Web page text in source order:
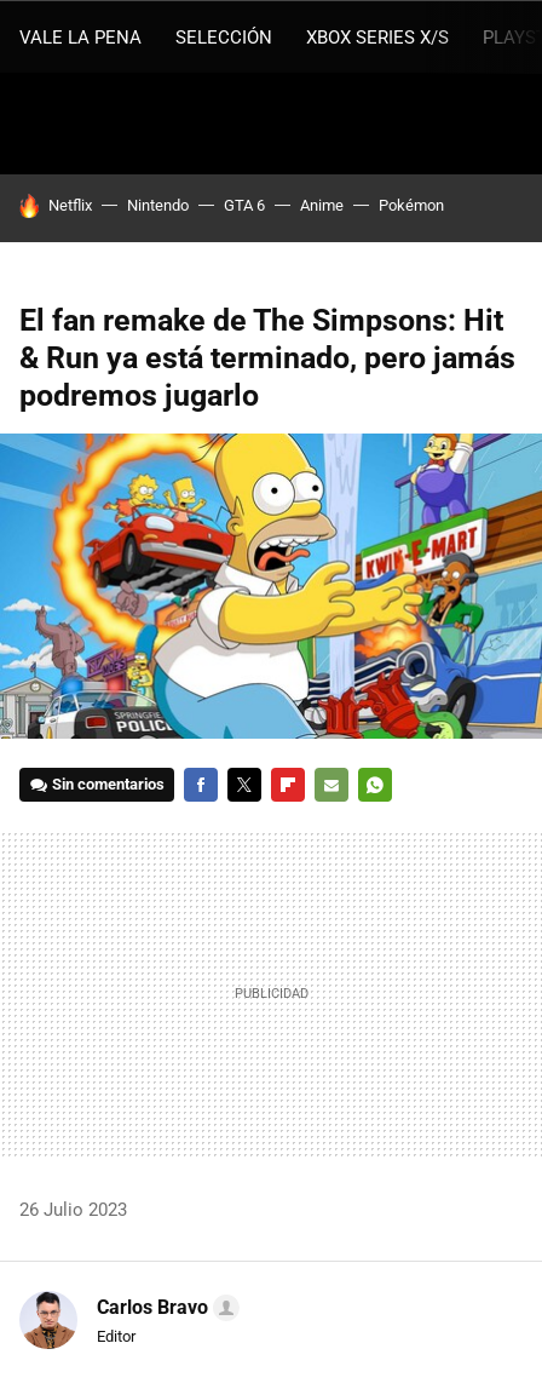
VALE LA PENA SELECCIÓN XBOX SERIES X/S
HOY SE HABLA DE
Netflix Nintendo GTA 6 Anime Pokémon
El fan remake de The Simpsons: Hit
& Run ya está terminado, pero jamás
podremos jugarlo
Sin comentarios
MAIL
26 Julio 2023
Carlos Bravo
Editor